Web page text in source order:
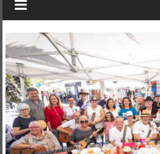
die
der
Kanarischen
Inseln